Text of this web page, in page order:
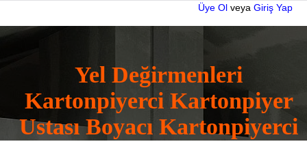
Üye Ol veya Giriş Yap
Yel Değirmenleri
Kartonpiyerci Kartonpiyer
Ustası Boyacı Kartonpiyerci